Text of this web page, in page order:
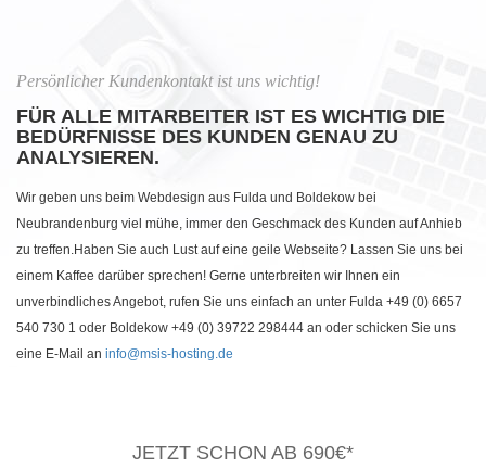
Persönlicher Kundenkontakt ist uns wichtig!
FÜR ALLE MITARBEITER IST ES WICHTIG DIE
BEDÜRFNISSE DES KUNDEN GENAU ZU
ANALYSIEREN.
Wir geben uns beim Webdesign aus Fulda und Boldekow bei
Neubrandenburg viel mühe, immer den Geschmack des Kunden auf Anhieb
zu treffen.Haben Sie auch Lust auf eine geile Webseite? Lassen Sie uns bei
einem Kaffee darüber sprechen! Gerne unterbreiten wir Ihnen ein
unverbindliches Angebot, rufen Sie uns einfach an unter Fulda +49 (0) 6657
540 730 1 oder Boldekow +49 (0) 39722 298444 an oder schicken Sie uns
eine E-Mail an info@msis-hosting.de
JETZT SCHON AB 690€*